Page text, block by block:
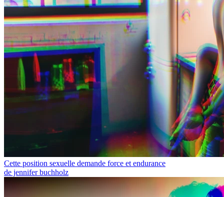
Cette position sexuelle demande force et endurance
de jennifer buchholz